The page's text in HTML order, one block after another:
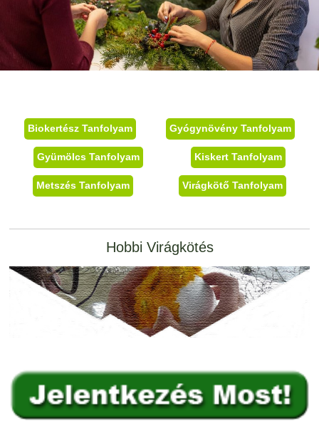
Biokertész Tanfolyam Gyógynövény Tanfolyam
Gyümölcs Tanfolyam Kiskert Tanfolyam
Metszés Tanfolyam Virágkötő Tanfolyam
Hobbi Virágkötés